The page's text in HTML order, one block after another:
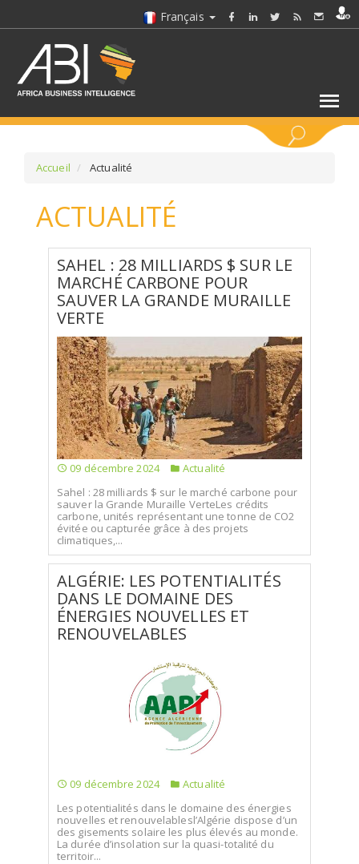
Français
SÉLECTIONNEZ UN/DES SECTEURS
SÉLECTIONNEZ UN DOSSIER
SELECTIONNEZ UNE SECTION
SÉLECTIONNEZ UNE CATÉGORIE
SÉLECTIONNEZ UN/DES PAYS
Accueil Actualité
ACTUALITÉ
SAHEL : 28 MILLIARDS $ SUR LE
MARCHÉ CARBONE POUR
SAUVER LA GRANDE MURAILLE
VERTE
09 décembre 2024
Actualité
Sahel : 28 milliards $ sur le marché carbone pour
sauver la Grande Muraille VerteLes crédits
carbone, unités représentant une tonne de CO2
évitée ou capturée grâce à des projets
climatiques,...
ALGÉRIE: LES POTENTIALITÉS
DANS LE DOMAINE DES
ÉNERGIES NOUVELLES ET
RENOUVELABLES
09 décembre 2024
Actualité
Les potentialités dans le domaine des énergies
nouvelles et renouvelablesl’Algérie dispose d’un
des gisements solaire les plus élevés au monde.
La durée d’insolation sur la quasi-totalité du
territoir...